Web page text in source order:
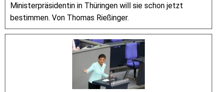
Ministerpräsidentin in Thüringen will sie schon jetzt
bestimmen. Von Thomas Rießinger.